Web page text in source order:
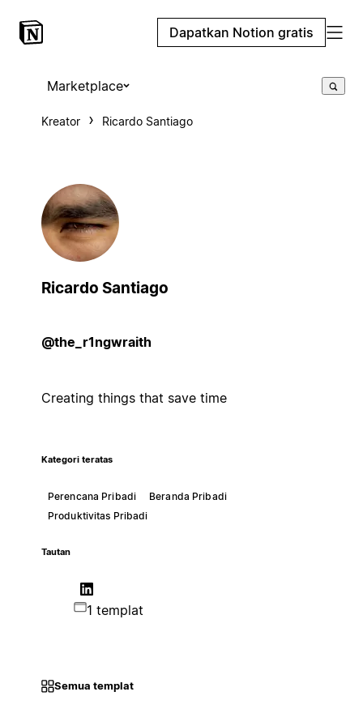
Dapatkan Notion gratis
Marketplace
Kreator Ricardo Santiago
Ricardo Santiago
@the_r1ngwraith
Creating things that save time
Kategori teratas
Perencana Pribadi
Beranda Pribadi
Produktivitas Pribadi
Tautan
1 templat
Semua templat